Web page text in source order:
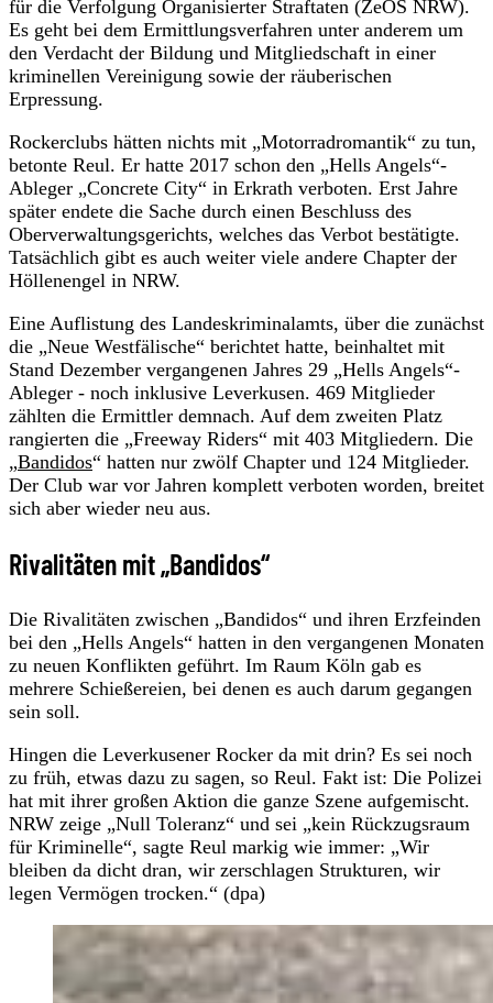
für die Verfolgung Organisierter Straftaten (ZeOS NRW).
Es geht bei dem Ermittlungsverfahren unter anderem um
den Verdacht der Bildung und Mitgliedschaft in einer
kriminellen Vereinigung sowie der räuberischen
Erpressung.
Rockerclubs hätten nichts mit „Motorradromantik“ zu tun,
betonte Reul. Er hatte 2017 schon den „Hells Angels“-
Ableger „Concrete City“ in Erkrath verboten. Erst Jahre
später endete die Sache durch einen Beschluss des
Oberverwaltungsgerichts, welches das Verbot bestätigte.
Tatsächlich gibt es auch weiter viele andere Chapter der
Höllenengel in NRW.
Eine Auflistung des Landeskriminalamts, über die zunächst
die „Neue Westfälische“ berichtet hatte, beinhaltet mit
Stand Dezember vergangenen Jahres 29 „Hells Angels“-
Ableger - noch inklusive Leverkusen. 469 Mitglieder
zählten die Ermittler demnach. Auf dem zweiten Platz
rangierten die „Freeway Riders“ mit 403 Mitgliedern. Die
„Bandidos“ hatten nur zwölf Chapter und 124 Mitglieder.
Der Club war vor Jahren komplett verboten worden, breitet
sich aber wieder neu aus.
Rivalitäten mit „Bandidos“
Die Rivalitäten zwischen „Bandidos“ und ihren Erzfeinden
bei den „Hells Angels“ hatten in den vergangenen Monaten
zu neuen Konflikten geführt. Im Raum Köln gab es
mehrere Schießereien, bei denen es auch darum gegangen
sein soll.
Hingen die Leverkusener Rocker da mit drin? Es sei noch
zu früh, etwas dazu zu sagen, so Reul. Fakt ist: Die Polizei
hat mit ihrer großen Aktion die ganze Szene aufgemischt.
NRW zeige „Null Toleranz“ und sei „kein Rückzugsraum
für Kriminelle“, sagte Reul markig wie immer: „Wir
bleiben da dicht dran, wir zerschlagen Strukturen, wir
legen Vermögen trocken.“ (dpa)